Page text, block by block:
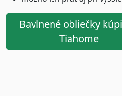
Bavlnené obliečky
Tiahome